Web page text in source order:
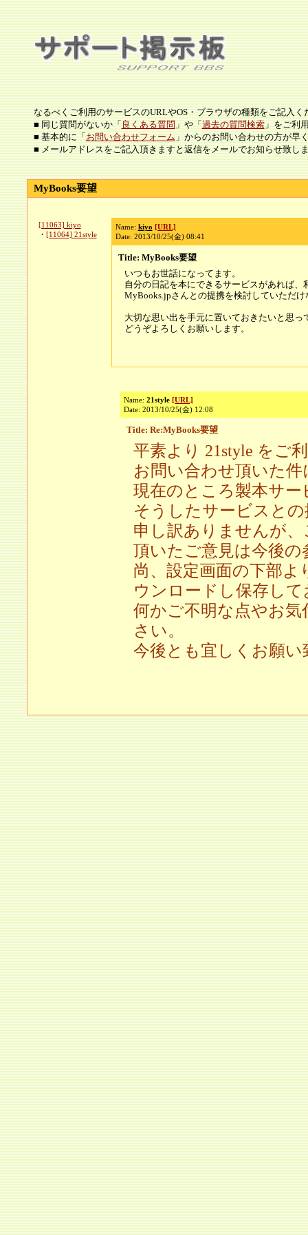
なるべくご利用のサービスのURLやOS・ブラウザの種類をご記入く
■ 同じ質問がないか「良くある質問」や「過去の質問検索」をご利
■ 基本的に「お問い合わせフォーム」からのお問い合わせの方が早
■ メールアドレスをご記入頂きますと返信をメールでお知らせ致し
MyBooks要望
[11063] kiyo
・ [11064] 21style
Name: kiyo [URL]
Date: 2013/10/25(金) 08:41
Title: MyBooks要望
いつもお世話になってます。
自分の日記を本にできるサービスがあれば、
MyBooks.jpさんとの提携を検討していただ
大切な思い出を手元に置いておきたいと思っ
どうぞよろしくお願いします。
Name: 21style [URL]
Date: 2013/10/25(金) 12:08
Title: Re:MyBooks要望
平素より 21style をご
お問い合わせ頂いた
現在のところ製本サー
そうしたサービスと
申し訳ありませんが
頂いたご意見は今後
尚、設定画面の下部
ウンロードし保存し
何かご不明な点やお
さい。
今後とも宜しくお願い